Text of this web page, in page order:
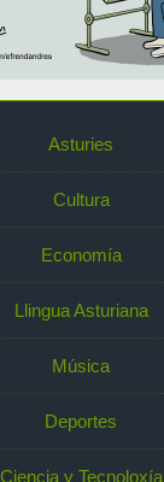
Asturies
Cultura
Economía
Llingua Asturiana
Música
Deportes
Ciencia y Tecnoloxía